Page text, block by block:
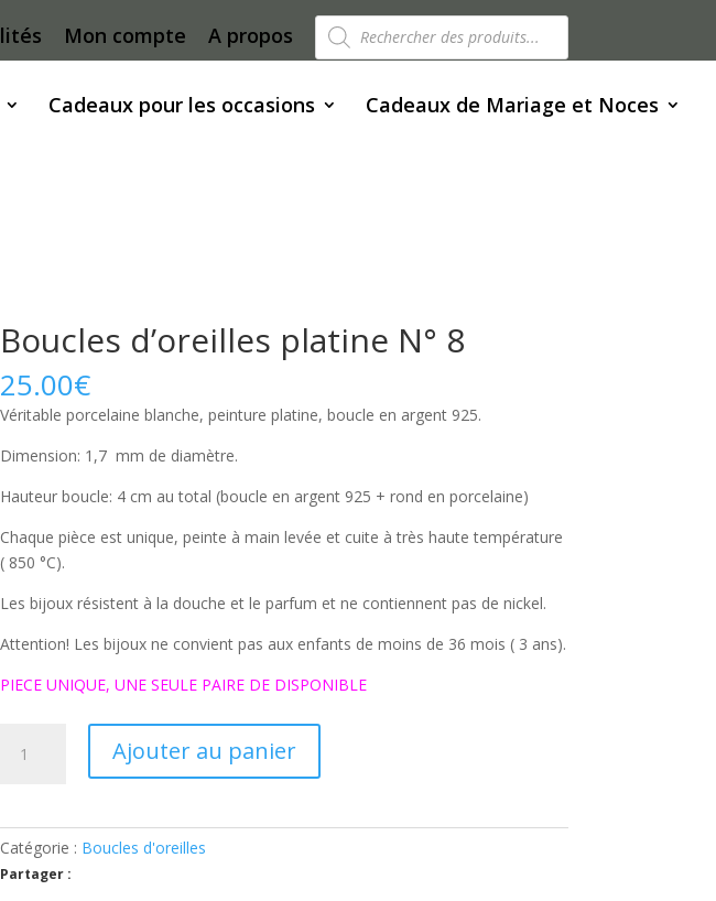
Mon compte A propos Recherche
de
produits
Cadeaux pour les occasions Cadeaux de Mariage et Noces
Boucles d’oreilles platine N° 8
25.00€
Véritable porcelaine blanche, peinture platine, boucle en argent 925.
Dimension: 1,7 mm de diamètre.
Hauteur boucle: 4 cm au total (boucle en argent 925 + rond en porcelaine)
Chaque pièce est unique, peinte à main levée et cuite à très haute température
( 850 °C).
Les bijoux résistent à la douche et le parfum et ne contiennent pas de nickel.
Attention! Les bijoux ne convient pas aux enfants de moins de 36 mois ( 3 ans).
PIECE UNIQUE, UNE SEULE PAIRE DE DISPONIBLE
platine
Ajouter au panier
Catégorie : Boucles d'oreilles
Partager :